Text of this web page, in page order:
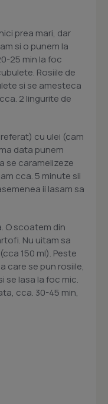
prea mari, dar
si o punem la
25 min la foc
Rosiile de
si se amesteca
2 lingurite de
cu ulei (cam
data punem
se caramelizeze
cca. 5 minute sii
ii lasam sa
O scoatem din
Nu uitam sa
150 ml). Peste
care se pun rosiile,
se lasa la foc mic.
cca. 30-45 min,